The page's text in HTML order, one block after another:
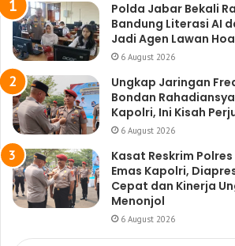
Polda Jabar Bekali
Bandung Literasi AI
Jadi Agen Lawan
6 August 2026
Ungkap Jaringan
Bondan
Kapolri, Ini Kisah
6 August 2026
Kasat Reskrim Polres
Emas Kapolri,
Cepat dan Kinerja
Menonjol
6 August 2026